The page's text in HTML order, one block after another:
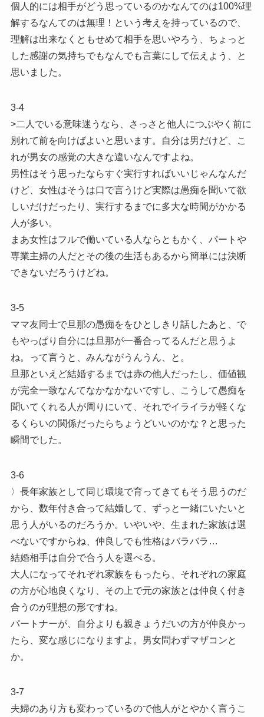
個人的には相手がどう思っているのかなんてのは100%理
解するなんてのは無理！という考えを持っているので、
理解は出来なくともせめて相手を思いやろう、ちょっと
した感謝の気持ちでもなんでも言葉にして伝えよう、と
思いました。
3-4
>二人でいる意味迷うなら、さっさと他人につぶやく前に
別れて前を向けばよいと思います。自分は男だけど、こ
れが男女の感覚の大きな違いなんですよね。
男性はそう思ったならすぐ実行すればいいじゃんなんだ
けど、女性はそうは口で言うけど実際は愚痴を聞いて欲
しいだけだったり、実行するまでに多大な時間がかかる
人が多い。
まあ女性はフルで働いている人ならともかく、パートや
専業主婦の人だとその後の生活もあるから簡単には決断
できないだろうけどね。
3-5
ママ友同士で旦那の愚痴ををひとしきり話したあと、で
もやっぱり自分には旦那が一番合ってるんだと思うよ
ね。って言うと、みんながうんうん、と。
旦那といえど結婚するまでは赤の他人だったし、価値観
が完全一致なんてなかなかないですし、こうして愚痴を
聞いてくれる人が周りにいて、それでイライラが軽くな
るくらいの関係だったらちょうどいいのかな？と思った
瞬間でした。
3-6
〉長年家族として同じ環境で育ってきてもそう思うのだ
から、数年付き合って結婚して、ずっと一緒にいたいと
思う人がいるのだろうか。いやいや、生まれた家族は選
べないですからね、仲良しでも性格はバラバラ…
結婚相手は自分で合う人を選べる。
大人になってそれぞれ家族をもったら、それぞれの家庭
の方が心地良くなり、その上で元の家族とは仲良く付き
合うのが理想の形ですね。
パートナーが、自分よりも親きょうだいの方が仲良かっ
たら、変な感じになりますよ。男女問わずマザコンと
か。
3-7
夫婦のあり方も変わっているので他人がとやかく言うこ